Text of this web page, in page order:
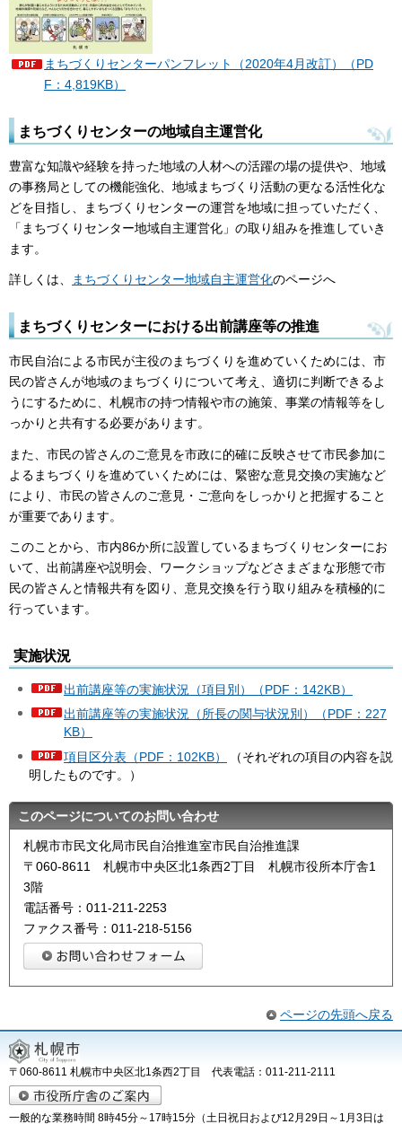
まちづくりセンターパンフレット（2020年4月改訂）（PD
F：4,819KB）
まちづくりセンターの地域自主運営化
豊富な知識や経験を持った地域の人材への活躍の場の提供や、地域
の事務局としての機能強化、地域まちづくり活動の更なる活性化な
どを目指し、まちづくりセンターの運営を地域に担っていただく、
「まちづくりセンター地域自主運営化」の取り組みを推進していき
ます。
詳しくは、 まちづくりセンター地域自主運営化のページへ
まちづくりセンターにおける出前講座等の推進
市民自治による市民が主役のまちづくりを進めていくためには、市
民の皆さんが地域のまちづくりについて考え、適切に判断できるよ
うにするために、札幌市の持つ情報や市の施策、事業の情報等をし
っかりと共有する必要があります。
また、市民の皆さんのご意見を市政に的確に反映させて市民参加に
よるまちづくりを進めていくためには、緊密な意見交換の実施など
により、市民の皆さんのご意見・ご意向をしっかりと把握すること
が重要であります。
このことから、市内86か所に設置しているまちづくりセンターにお
いて、出前講座や説明会、ワークショップなどさまざまな形態で市
民の皆さんと情報共有を図り、意見交換を行う取り組みを積極的に
行っています。
実施状況
出前講座等の実施状況（項目別）（PDF：142KB）
出前講座等の実施状況（所長の関与状況別）（PDF：227
KB）
項目区分表（PDF：102KB）
（それぞれの項目の内容を説
明したものです。）
このページについてのお問い合わせ
札幌市市民文化局市民自治推進室市民自治推進課
〒060-8611 札幌市中央区北1条西2丁目 札幌市役所本庁舎1
3階
電話番号：011-211-2253
ファクス番号：011-218-5156
ページの先頭へ戻る
〒060-8611 札幌市中央区北1条西2丁目 代表電話：011-211-2111
一般的な業務時間 8時45分～17時15分（土日祝日および12月29日～1月3日は